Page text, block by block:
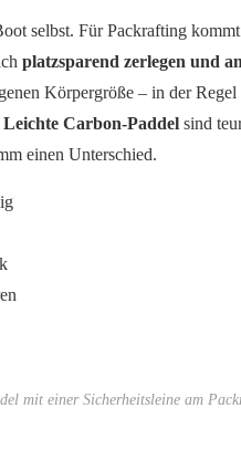
selbst. Für Packrafting
platzsparend zerlegen und
Körpergröße – in der
Leichte Carbon-Paddel sind
einen Unterschied.
mit einer Sicherheitsleine am